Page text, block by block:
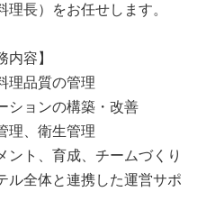
理長）をお任せします。
容】
理品質の管理
ションの構築・改善
理、衛生管理
ント、育成、チームづくり
ル全体と連携した運営サポ